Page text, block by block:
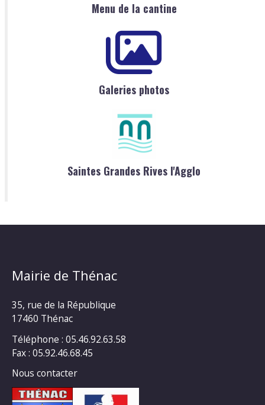
Menu de la cantine
Galeries photos
Saintes Grandes Rives l'Agglo
Mairie de Thénac
35, rue de la République
17460 Thénac
Téléphone : 05.46.92.63.58
Fax : 05.92.46.68.45
Nous contacter